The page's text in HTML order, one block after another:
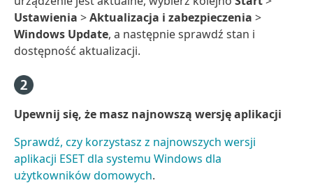
Ustawienia >Aktualizacja i zabezpieczenia >
Windows Update, a następnie sprawdź stan i
dostępność aktualizacji.
Upewnij się, że masz najnowszą wersję aplikacji
Sprawdź, czy korzystasz z najnowszych wersji
aplikacji ESET dla systemu Windows dla
użytkowników domowych.